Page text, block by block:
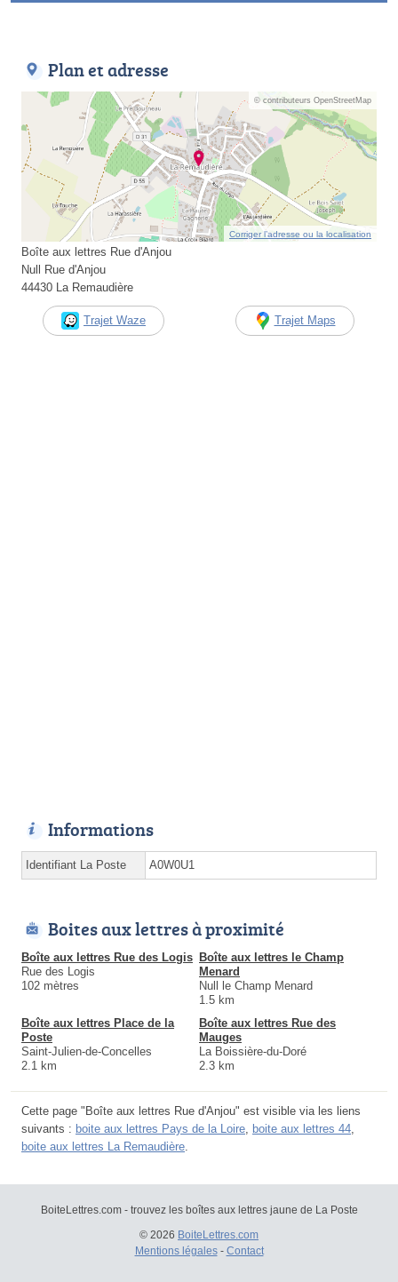
Plan et adresse
© contributeurs OpenStreetMap
Corriger l’adresse ou la localisation
Boîte aux lettres Rue d'Anjou
Null Rue d'Anjou
44430 La Remaudière
Trajet Waze Trajet Maps
Informations
Identifiant La Poste A0W0U1
Boites aux lettres à proximité
Boîte aux lettres Rue des Logis
Rue des Logis
102 mètres
Boîte aux lettres le Champ
Menard
Null le Champ Menard
1.5 km
Boîte aux lettres Place de la
Poste
Saint-Julien-de-Concelles
2.1 km
Boîte aux lettres Rue des
Mauges
La Boissière-du-Doré
2.3 km
Cette page "Boîte aux lettres Rue d'Anjou" est visible via les liens
suivants : boite aux lettres Pays de la Loire boite aux lettres 44
boite aux lettres La Remaudière
BoiteLettres.com - trouvez les boîtes aux lettres jaune de La Poste
© 2026 BoiteLettres.com
Mentions légales- Contact